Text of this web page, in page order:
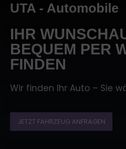
UTA - Automobile
IHR
BEQUEM PER
FINDEN
Wir finden Ihr Auto – Sie
JETZT FAHRZEUG ANFRAGEN